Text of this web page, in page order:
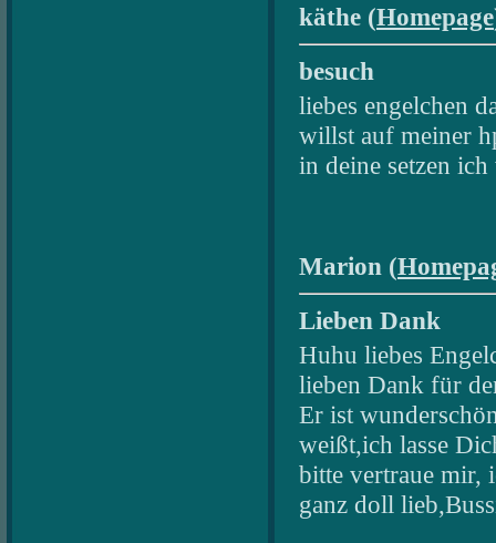
käthe (Homepage
besuch
liebes engelchen
willst auf meiner
in deine setzen
Marion (
Lieben Dank
Huhu liebes
lieben Dank für
Er ist
weißt,ich lasse
bitte vertraue mir,
ganz doll